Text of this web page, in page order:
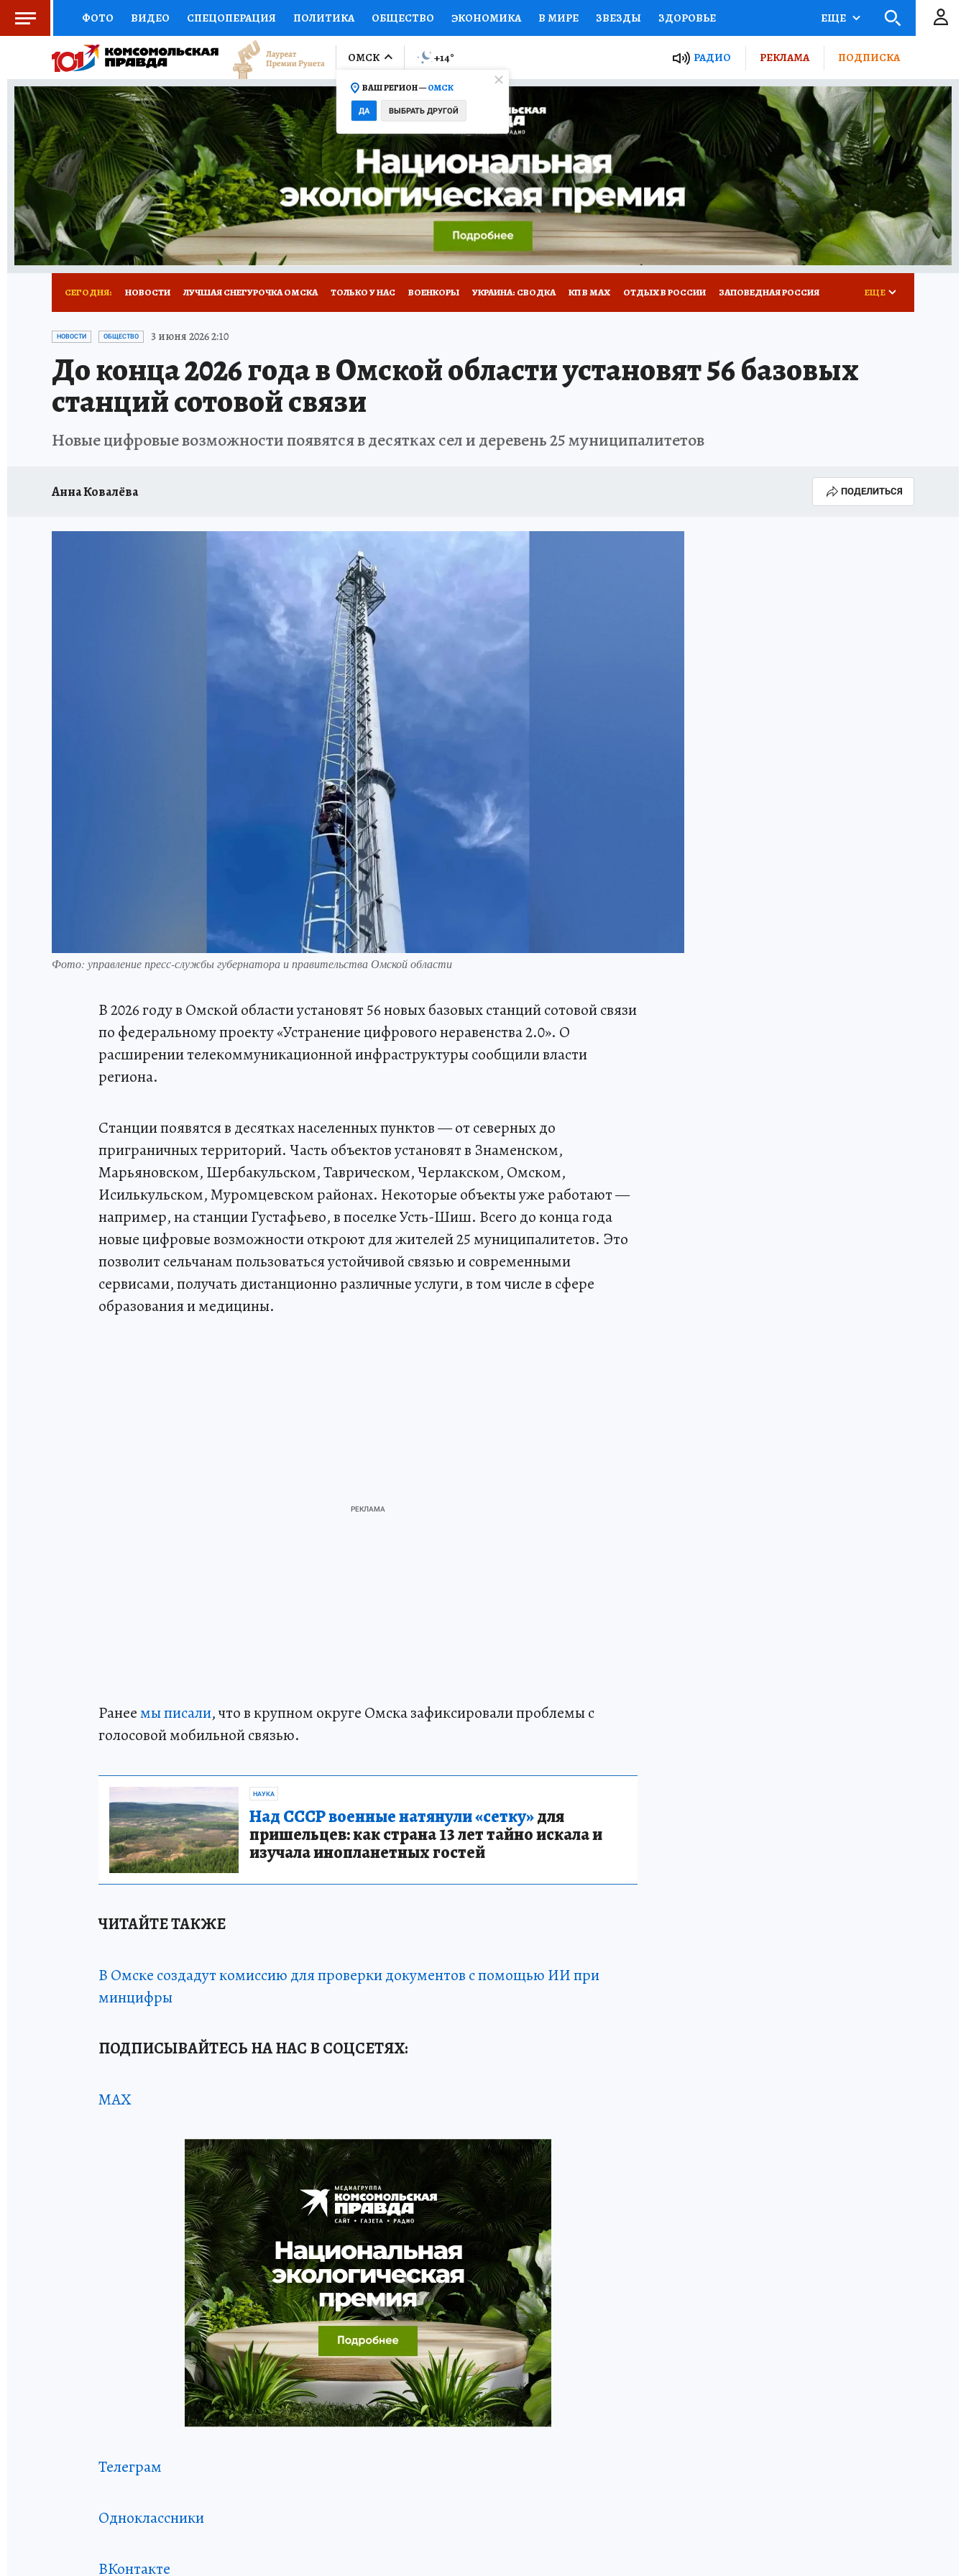
ФОТО ВИДЕО СПЕЦОПЕРАЦИЯ ПОЛИТИКА ОБЩЕСТВО ЭКОНОМИКА В МИРЕ ЗВЕЗДЫ ЗДОРОВЬЕ
СОЦПОДДЕРЖКА НАУКА СПОРТ КОЛУМНИСТЫ ПРОИСШЕСТВИЯ НАЦИОНАЛЬНЫЕ ПРОЕКТЫ РОССИИ
ВЫБОР ЭКСПЕРТОВ ДОКТОР ФИНАНСЫ ОТКРЫВАЕМ МИР СЕМЬЯ ЖЕНСКИЕ СЕКРЕТЫ ПУТЕВОДИТЕЛЬ
КНИЖНАЯ ПОЛКА ПРОГНОЗЫ НА СПОРТ ПРОМОКОДЫ СЕРИАЛЫ СПЕЦПРОЕКТЫ ДЕФИЦИТ ЖЕЛЕЗА ТУРИЗМ
ПРЕСС-ЦЕНТР НЕДВИЖИМОСТЬ ТЕЛЕВИЗОР КОЛЛЕКЦИИ КОНКУРСЫ РАБОТА У НАС ГИД ПОТРЕБИТЕЛЯ ВСЕ О КП
РАДИО КП РЕКЛАМА ТЕСТЫ НОВОЕ НА САЙТЕ
ЕЩЕ
ОМСК
ВАШ РЕГИОН —ОМСК
ДА ВЫБРАТЬ ДРУГОЙ
+14° РАДИО РЕКЛАМА ПОДПИСКА
СЕГОДНЯ: НОВОСТИ ЛУЧШАЯ СНЕГУРОЧКА ОМСКА ТОЛЬКО У НАС ВОЕНКОРЫ УКРАИНА: СВОДКА КП В МАХ ОТДЫХ В РОССИИ ЗАПОВЕДНАЯ РОССИЯ
ПРОИСШЕСТВИЯ АФИША
ЕЩЕ
НОВОСТИ ОБЩЕСТВО 3 июня 2026 2:10
До конца 2026 года в Омской области установят 56 базовых
станций сотовой связи
Новые цифровые возможности появятся в десятках сел и деревень 25 муниципалитетов
Анна Ковалёва ПОДЕЛИТЬСЯ
Фото: управление пресс-службы губернатора и правительства Омской области
В 2026 году в Омской области установят 56 новых базовых станций сотовой связи
по федеральному проекту «Устранение цифрового неравенства 2.0». О
расширении телекоммуникационной инфраструктуры сообщили власти
региона.
Станции появятся в десятках населенных пунктов — от северных до
приграничных территорий. Часть объектов установят в Знаменском,
Марьяновском, Шербакульском, Таврическом, Черлакском, Омском,
Исилькульском, Муромцевском районах. Некоторые объекты уже работают —
например, на станции Густафьево, в поселке Усть-Шиш. Всего до конца года
новые цифровые возможности откроют для жителей 25 муниципалитетов. Это
позволит сельчанам пользоваться устойчивой связью и современными
сервисами, получать дистанционно различные услуги, в том числе в сфере
образования и медицины.
Ранеемы писали, что в крупном округе Омска зафиксировали проблемы с
голосовой мобильной связью.
НАУКА
Над СССР военные натянули «сетку»для
пришельцев: как страна 13 лет тайно искала и
изучала инопланетных гостей
ЧИТАЙТЕ ТАКЖЕ
В Омске создадут комиссию для проверки документов с помощью ИИ при
минцифры
ПОДПИСЫВАЙТЕСЬ НА НАС В СОЦСЕТЯХ:
MAX
Телеграм
Одноклассники
ВКонтакте